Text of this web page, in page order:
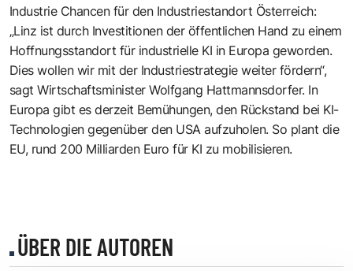
Industrie Chancen für den Industriestandort Österreich:
„Linz ist durch Investitionen der öffentlichen Hand zu einem
Hoffnungsstandort für industrielle KI in Europa geworden.
Dies wollen wir mit der Industriestrategie weiter fördern“,
sagt Wirtschaftsminister Wolfgang Hattmannsdorfer. In
Europa gibt es derzeit Bemühungen, den Rückstand bei KI-
Technologien gegenüber den USA aufzuholen. So plant die
EU, rund 200 Milliarden Euro für KI zu mobilisieren.
ÜBER DIE AUTOREN